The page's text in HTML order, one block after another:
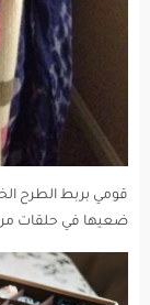
قومي بربط الطرح
ضعيها في حلقات من